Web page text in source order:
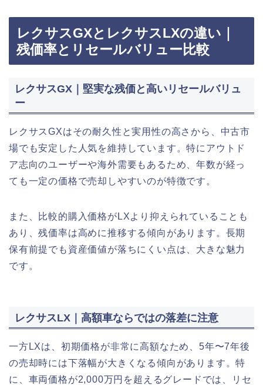
レクサスGXとレクサスLXの違い｜
残価率とリセールバリュー比較
レクサスGX｜堅実な残価と高いリセールバリュ
ー
レクサスGXはその耐久性と実用性の高さから、中古市
場でも安定した人気を維持しています。特にアウトド
ア志向のユーザーや海外需要もあるため、年数が経っ
ても一定の価格で売却しやすいのが特徴です。
また、比較的購入価格がLXより抑えられていることも
あり、残価率は高めに推移する傾向があります。長期
保有前提でも資産価値が落ちにくい点は、大きな魅力
です。
レクサスLX｜高額車ならではの落差に注意
一方LXは、初期価格が非常に高額なため、5年〜7年後
の売却時には下落幅が大きくなる傾向があります。特
に、車両価格が2,000万円を超えるグレードでは、リセ